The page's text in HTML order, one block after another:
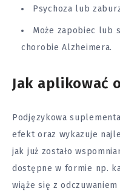
Psychoza lub
Może zapobiec lub
chorobieAlzheimera.
Jak aplikować
Podjęzykowa
efekt oraz wykazuje
jak już zostało
dostępne w formie np.
wiąże się z